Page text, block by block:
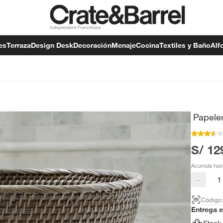
TerrazaDesign DeskDecoraciónMenajeCocinaTextiles y Baño
S/
Acumula
−
Entrega